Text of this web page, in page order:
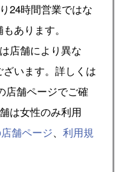
24時間営業ではな
あります。
店舗により異な
います。詳しくは
店舗ページでご確
は女性のみ利用
舗ページ、 利用規